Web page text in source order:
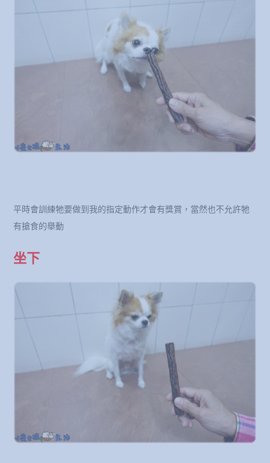
平時會訓練牠要做到我的指定動作才會有獎賞，當然也不允許牠
有搶食的舉動
坐下